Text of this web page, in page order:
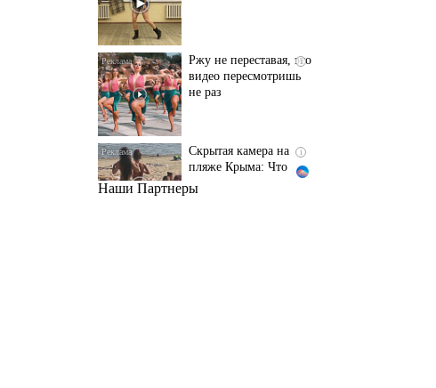
их не видят...
Ролик длится
Наши Партнеры